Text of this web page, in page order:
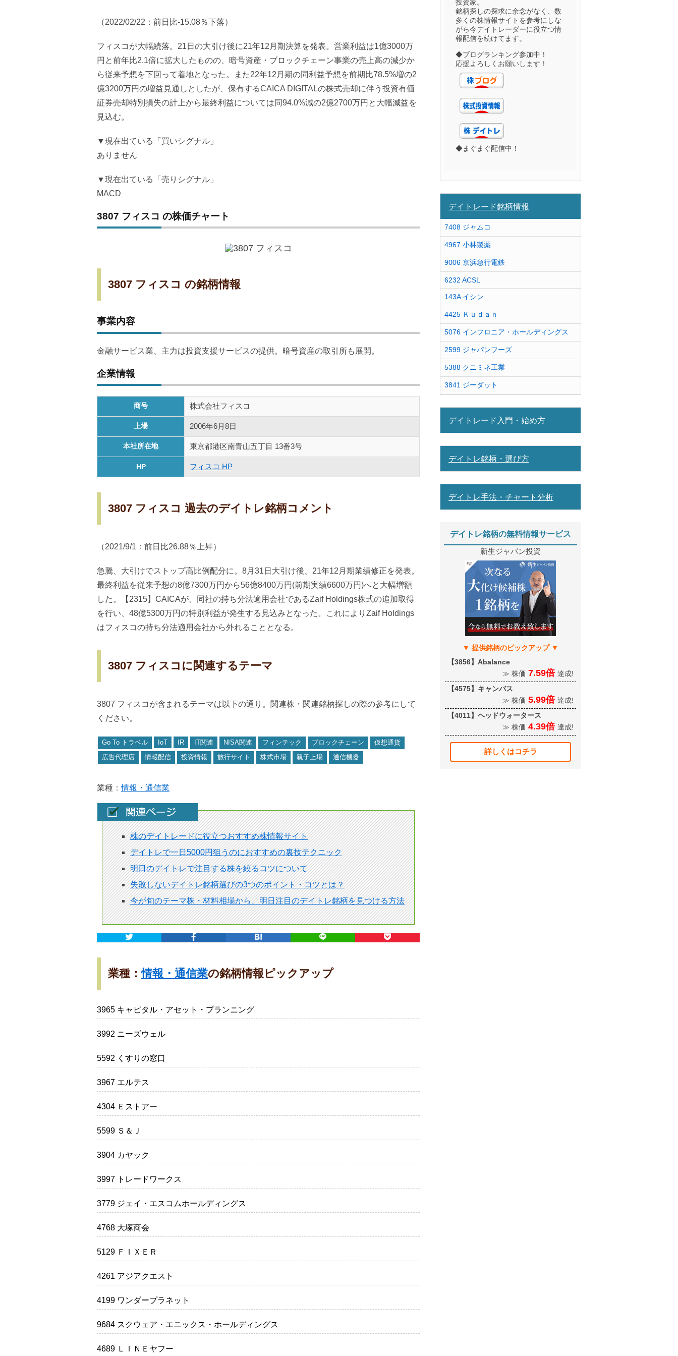
（2022/02/22：前日比-15.08％下落）
フィスコが大幅続落。21日の大引け後に21年12月期決算を発表。営業利益は1億3000万
円と前年比2.1倍に拡大したものの、暗号資産・ブロックチェーン事業の売上高の減少か
ら従来予想を下回って着地となった。また22年12月期の同利益予想を前期比78.5%増の2
億3200万円の増益見通しとしたが、保有するCAICA DIGITALの株式売却に伴う投資有価
証券売却特別損失の計上から最終利益については同94.0%減の2億2700万円と大幅減益を
見込む。
▼現在出ている「買いシグナル」
ありません
▼現在出ている「売りシグナル」
MACD
3807 フィスコ の株価チャート
3807 フィスコ の銘柄情報
事業内容
金融サービス業、主力は投資支援サービスの提供。暗号資産の取引所も展開。
企業情報
商号 株式会社フィスコ
上場 2006年6月8日
本社所在地 東京都港区南青山五丁目 13番3号
HP フィスコ HP
3807 フィスコ 過去のデイトレ銘柄コメント
（2021/9/1：前日比26.88％上昇）
急騰、大引けでストップ高比例配分に。8月31日大引け後、21年12月期業績修正を発表。
最終利益を従来予想の8億7300万円から56億8400万円(前期実績6600万円)へと大幅増額
した。【2315】CAICAが、同社の持ち分法適用会社であるZaif Holdings株式の追加取得
を行い、48億5300万円の特別利益が発生する見込みとなった。これによりZaif Holdings
はフィスコの持ち分法適用会社から外れることとなる。
3807 フィスコに関連するテーマ
3807 フィスコが含まれるテーマは以下の通り。関連株・関連銘柄探しの際の参考にして
ください。
Go To トラベル IoT IR IT関連 NISA関連 フィンテック ブロックチェーン
仮想通貨
広告代理店
情報配信 投資情報 旅行サイト 株式市場 親子上場 通信機器
業種：情報・通信業
株のデイトレードに役立つおすすめ株情報サイト
デイトレで一日5000円狙うのにおすすめの裏技テクニック
明日のデイトレで注目する株を絞るコツについて
失敗しないデイトレ銘柄選びの3つのポイント・コツとは？
今が旬のテーマ株・材料相場から、明日注目のデイトレ銘柄を見つける方法
業種：情報・通信業の銘柄情報ピックアップ
3965 キャピタル・アセット・プランニング
3992 ニーズウェル
5592 くすりの窓口
3967 エルテス
4304 Ｅストアー
5599 Ｓ＆Ｊ
3904 カヤック
3997 トレードワークス
3779 ジェイ・エスコムホールディングス
4768 大塚商会
5129 ＦＩＸＥＲ
4261 アジアクエスト
4199 ワンダープラネット
9684 スクウェア・エニックス・ホールディングス
4689 ＬＩＮＥヤフー
投資家。
銘柄探しの探求に余念がなく、数
多くの株情報サイトを参考にしな
がら今デイトレーダーに役立つ情
報配信を続けてます。
◆ブログランキング参加中！
応援よろしくお願いします！
◆まぐまぐ配信中！
デイトレード銘柄情報
7408 ジャムコ
4967 小林製薬
9006 京浜急行電鉄
6232 ACSL
143A イシン
4425 Ｋｕｄａｎ
5076 インフロニア・ホールディングス
2599 ジャパンフーズ
5388 クニミネ工業
3841 ジーダット
デイトレード入門・始め方
デイトレ銘柄・選び方
デイトレ手法・チャート分析
デイトレ銘柄の無料情報サービス
新生ジャパン投資
【3856】Abalance
≫ 株価 7.59倍 達成!
【4575】キャンバス
≫ 株価 5.99倍 達成!
【4011】ヘッドウォータース
≫ 株価 4.39倍 達成!
詳しくはコチラ